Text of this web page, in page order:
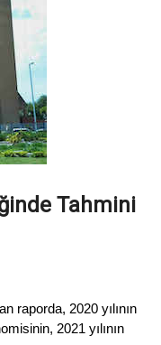
Tahmini
raporda, 2020 yılının
2021 yılının